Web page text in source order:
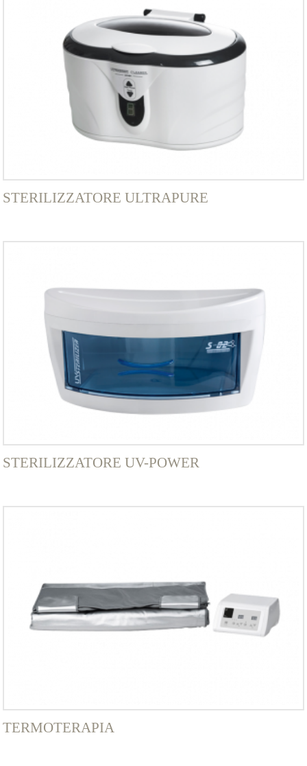
STERILIZZATORE ULTRAPURE
STERILIZZATORE UV-POWER
TERMOTERAPIA